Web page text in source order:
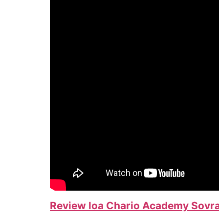
Review loa Chario Academy